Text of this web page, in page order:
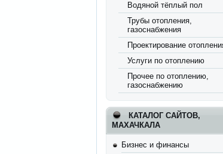
Водяной тёплый пол
Трубы отопления,
газоснабжения
Проектирование
Услуги по отоплению
Прочее по отоплению,
газоснабжению
КАТАЛОГ САЙТОВ,
МАХАЧКАЛА
Бизнес и финансы